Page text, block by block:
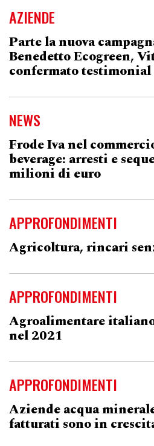
AZIENDE
Parte la nuova
Benedetto Ecogreen,
confermato testimonial
NEWS
Frode Iva nel
beverage: arresti e
milioni di euro
APPROFONDIMENTI
Agricoltura, rincari
APPROFONDIMENTI
Agroalimentare
nel 2021
APPROFONDIMENTI
Aziende acqua
fatturati sono in